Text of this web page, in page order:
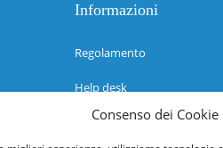
Consenso dei Cookie
Informazioni
Regolamento
Help desk
Guida rapida